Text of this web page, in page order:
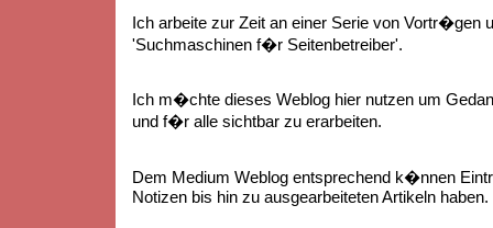
Ich arbeite zur Zeit an einer Serie von Vortr�gen
'Suchmaschinen f�r Seitenbetreiber'.
Ich m�chte dieses Weblog hier nutzen um
und f�r alle sichtbar zu erarbeiten.
Dem Medium Weblog entsprechend k�nnen
Notizen bis hin zu ausgearbeiteten Artikeln haben.